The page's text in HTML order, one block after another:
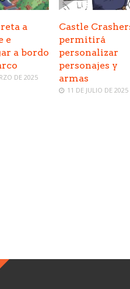
a
e
a bordo
DE 2025
Castle
permitirá
personalizar
personajes y
armas
11 DE JULIO DE 2025